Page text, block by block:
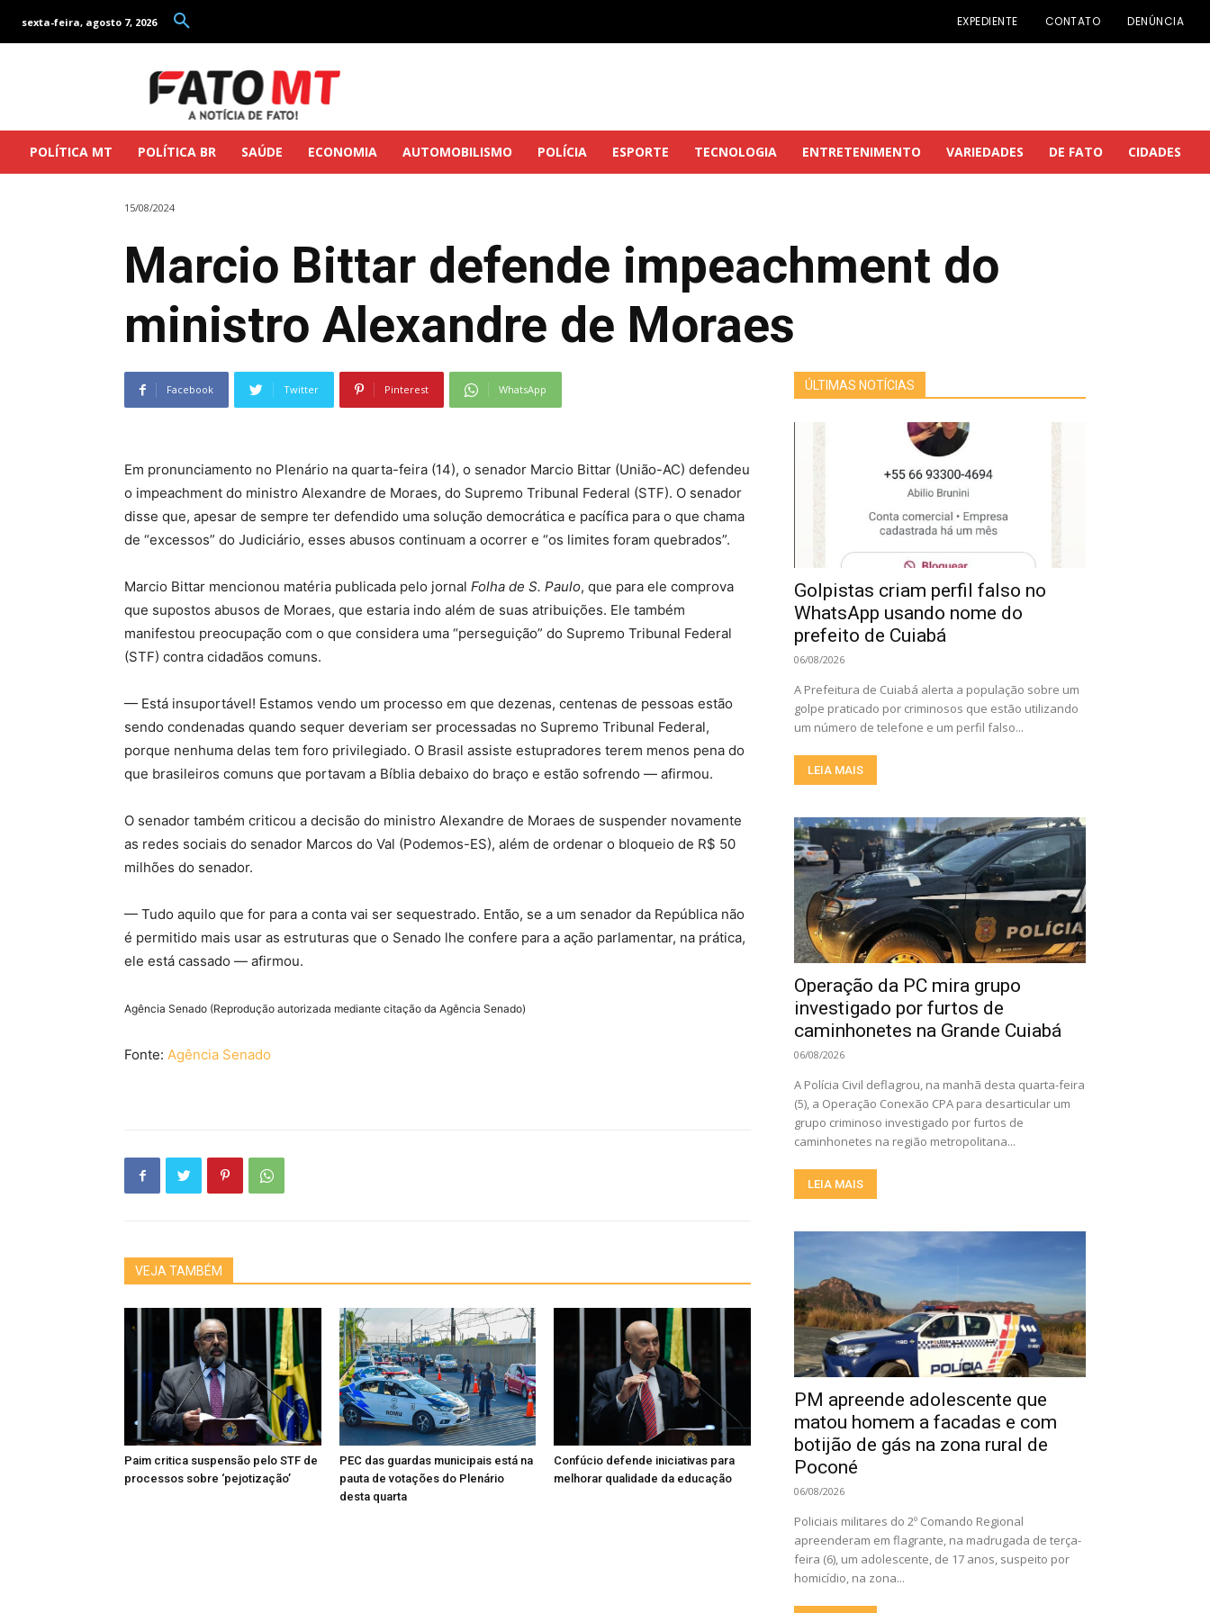
sexta-feira, agosto 7, 2026 EXPEDIENTE CONTATO DENÚNCIA
POLÍTICA MT POLÍTICA BR SAÚDE ECONOMIA AUTOMOBILISMO POLÍCIA ESPORTE TECNOLOGIA ENTRETENIMENTO VARIEDADES DE FATO CIDADES
15/08/2024
Marcio Bittar defende impeachment do
ministro Alexandre de Moraes
Facebook Twitter Pinterest WhatsApp
Em pronunciamento no Plenário na quarta-feira (14), o senador Marcio Bittar (União-AC) defendeu
o impeachment do ministro Alexandre de Moraes, do Supremo Tribunal Federal (STF). O senador
disse que, apesar de sempre ter defendido uma solução democrática e pacífica para o que chama
de “excessos” do Judiciário, esses abusos continuam a ocorrer e “os limites foram quebrados”.
Marcio Bittar mencionou matéria publicada pelo jornal Folha de S. Paulo, que para ele comprova
que supostos abusos de Moraes, que estaria indo além de suas atribuições. Ele também
manifestou preocupação com o que considera uma “perseguição” do Supremo Tribunal Federal
(STF) contra cidadãos comuns.
— Está insuportável! Estamos vendo um processo em que dezenas, centenas de pessoas estão
sendo condenadas quando sequer deveriam ser processadas no Supremo Tribunal Federal,
porque nenhuma delas tem foro privilegiado. O Brasil assiste estupradores terem menos pena do
que brasileiros comuns que portavam a Bíblia debaixo do braço e estão sofrendo — afirmou.
O senador também criticou a decisão do ministro Alexandre de Moraes de suspender novamente
as redes sociais do senador Marcos do Val (Podemos-ES), além de ordenar o bloqueio de R$ 50
milhões do senador.
— Tudo aquilo que for para a conta vai ser sequestrado. Então, se a um senador da República não
é permitido mais usar as estruturas que o Senado lhe confere para a ação parlamentar, na prática,
ele está cassado — afirmou.
Agência Senado (Reprodução autorizada mediante citação da Agência Senado)
Fonte: Agência Senado
VEJA TAMBÉM
Paim critica suspensão pelo STF de
processos sobre ‘pejotização’
PEC das guardas municipais está na
pauta de votações do Plenário
desta quarta
Confúcio defende iniciativas para
melhorar qualidade da educação
ÚLTIMAS NOTÍCIAS
Golpistas criam perfil falso no
WhatsApp usando nome do
prefeito de Cuiabá
06/08/2026
A Prefeitura de Cuiabá alerta a população sobre um
golpe praticado por criminosos que estão utilizando
um número de telefone e um perfil falso...
LEIA MAIS
Operação da PC mira grupo
investigado por furtos de
caminhonetes na Grande Cuiabá
06/08/2026
A Polícia Civil deflagrou, na manhã desta quarta-feira
(5), a Operação Conexão CPA para desarticular um
grupo criminoso investigado por furtos de
caminhonetes na região metropolitana...
LEIA MAIS
PM apreende adolescente que
matou homem a facadas e com
botijão de gás na zona rural de
Poconé
06/08/2026
Policiais militares do 2º Comando Regional
apreenderam em flagrante, na madrugada de terça-
feira (6), um adolescente, de 17 anos, suspeito por
homicídio, na zona...